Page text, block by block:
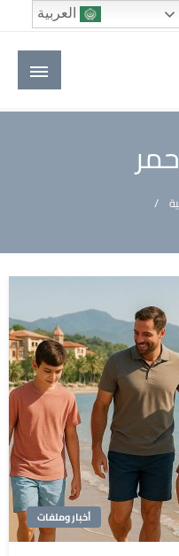
العالم العربي
أخبار وملفات
العربية